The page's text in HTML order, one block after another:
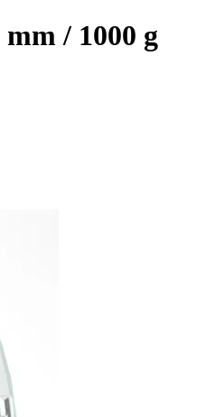
/ 1000 g